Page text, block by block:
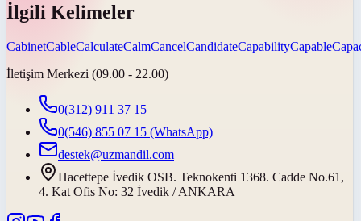
İlgili Kelimeler
CabinetCableCalculateCalmCancelCandidateCapabilityCapable
İletişim Merkezi (09.00 - 22.00)
0(312) 911 37 15
0(546) 855 07 15 (WhatsApp)
destek@uzmandil.com
Hacettepe İvedik OSB. Teknokenti 1368. Cadde No.61,
4. Kat Ofis No: 32 İvedik / ANKARA